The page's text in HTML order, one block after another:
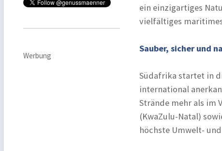
Werbung
ein einzigartiges
vielfältiges
Sauber, sicher und
Südafrika startet in
international
Strände mehr als im
(KwaZulu-Natal)
höchste Umwelt-